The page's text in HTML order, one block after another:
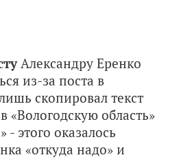
Александру Еренко
из-за поста в
скопировал текст
«Вологодскую область»
этого оказалось
«откуда надо» и